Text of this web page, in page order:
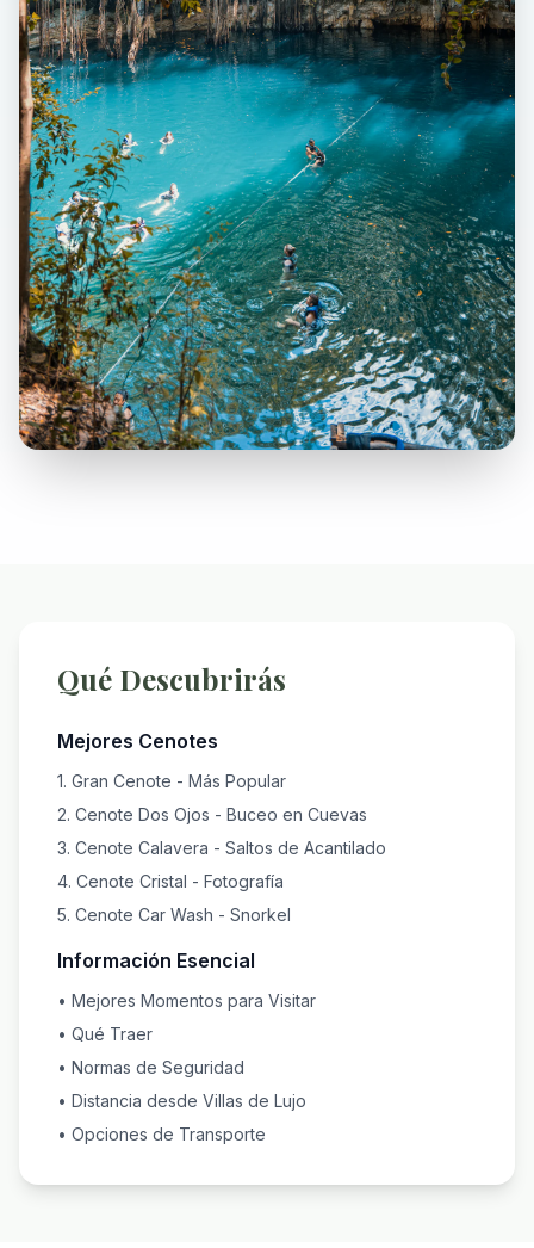
Qué Descubrirás
Mejores Cenotes
1. Gran Cenote - Más Popular
2. Cenote Dos Ojos - Buceo en Cuevas
3. Cenote Calavera - Saltos de Acantilado
4. Cenote Cristal - Fotografía
5. Cenote Car Wash - Snorkel
Información Esencial
• Mejores Momentos para Visitar
• Qué Traer
• Normas de Seguridad
• Distancia desde Villas de Lujo
• Opciones de Transporte